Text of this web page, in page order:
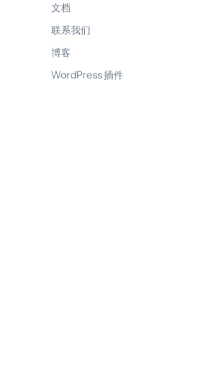
文档
联系我们
博客
WordPress 插件